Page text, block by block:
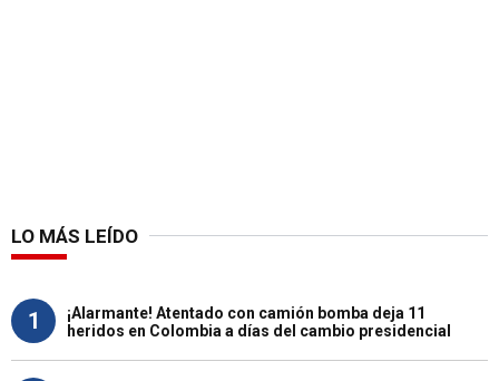
LO MÁS LEÍDO
1
¡Alarmante! Atentado con camión bomba deja 11
heridos en Colombia a días del cambio presidencial